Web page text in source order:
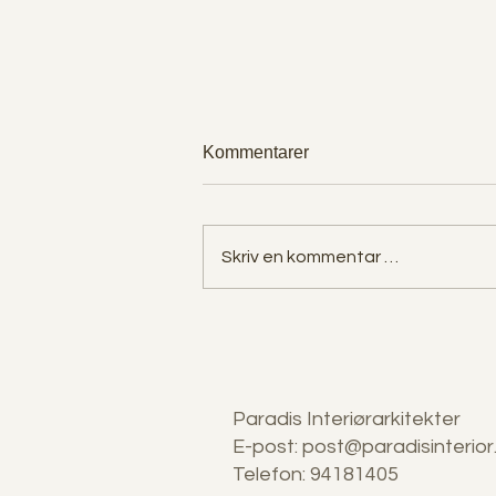
Kommentarer
Skriv en kommentar …
Paradis Interiørarkitekter
E-post:
Telefon: 94181405